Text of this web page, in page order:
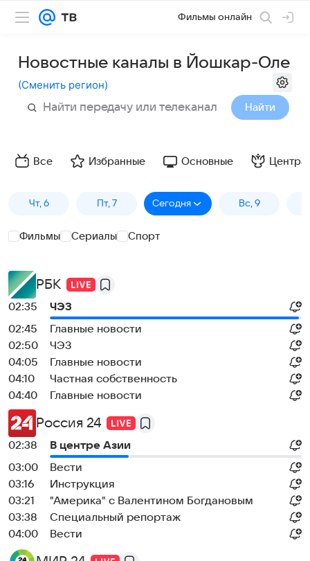
Фильмы онлайн
Новостные каналы в Йошкар-Оле
(Сменить регион)
Найти
Все Избранные Основные
Чт, 6 Пт, 7 Сегодня Вс, 9
Фильмы Сериалы Спорт
РБК
02:35
ЧЭЗ
02:45
Главные новости
02:50
ЧЭЗ
04:05
Главные новости
04:10
Частная собственность
04:40
Главные новости
Россия 24
02:38
В центре Азии
03:00
Вести
03:16
Инструкция
03:21
"Америка" с Валентином Богдановым
03:38
Специальный репортаж
04:00
Вести